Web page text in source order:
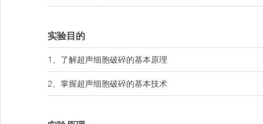
实验目的
1、了解超声细胞破碎的基本原理
2、掌握超声细胞破碎的基本技术